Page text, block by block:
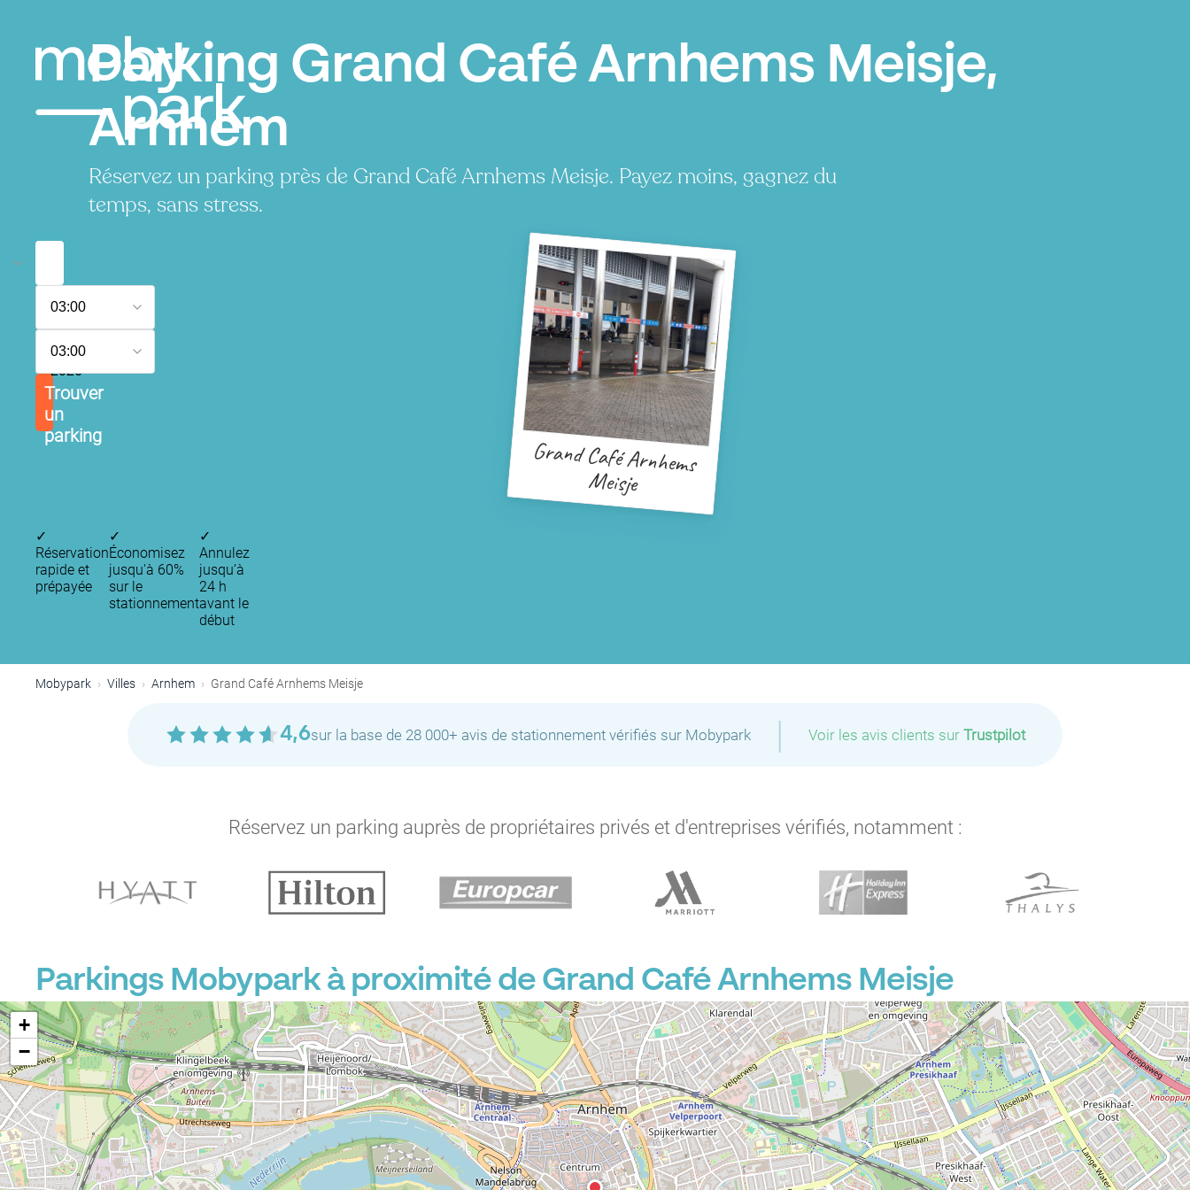
Parking Grand Café Arnhems Meisje,
Arnhem
Réservez un parking près de Grand Café Arnhems Meisje. Payez moins, gagnez du
temps, sans stress.
août
2026
03:00
août
2026
03:00
Trouver
un
parking
Grand Café Arnhems
Meisje
✓
Réservation
rapide et
prépayée
✓
Économisez
jusqu'à 60%
sur le
stationnement
✓
Annulez
jusqu’à
24 h
avant le
début
Mobypark Villes Arnhem Grand Café Arnhems Meisje
4,6sur la base de 28 000+ avis de stationnement vérifiés sur Mobypark | Voir les avis clients sur Trustpilot
Réservez un parking auprès de propriétaires privés et d'entreprises vérifiés, notamment :
Parkings Mobypark à proximité de Grand Café Arnhems Meisje
+
−